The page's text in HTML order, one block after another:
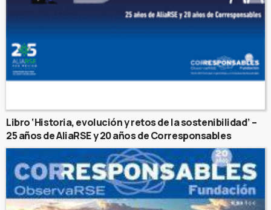
Libro ‘Historia, evolución y retos de la sostenibilidad’ –
25 años de AliaRSE y 20 años de Corresponsables